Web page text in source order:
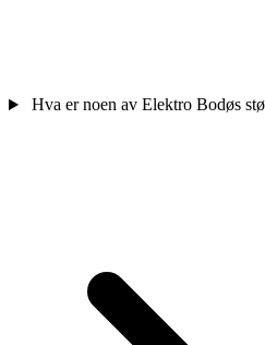
Hva er noen av Elektro Bodøs